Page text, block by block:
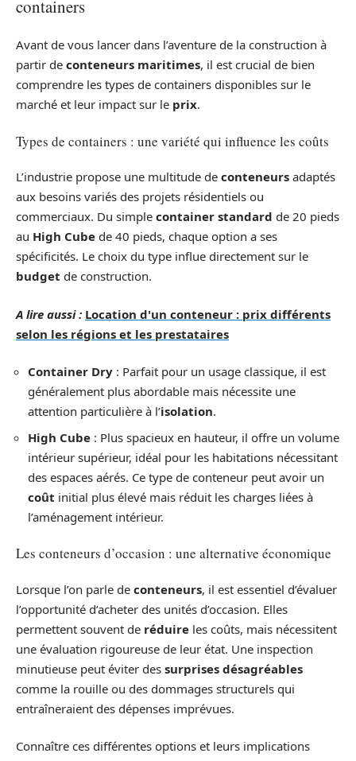
containers
Avant de vous lancer dans l’aventure de la construction à
partir de conteneurs maritimes, il est crucial de bien
comprendre les types de containers disponibles sur le
marché et leur impact sur le prix.
Types de containers : une variété qui influence les coûts
L’industrie propose une multitude de conteneurs adaptés
aux besoins variés des projets résidentiels ou
commerciaux. Du simple container standard de 20 pieds
au High Cube de 40 pieds, chaque option a ses
spécificités. Le choix du type influe directement sur le
budget de construction.
A lire aussi : Location d'un conteneur : prix différents
selon les régions et les prestataires
Container Dry : Parfait pour un usage classique, il est
généralement plus abordable mais nécessite une
attention particulière à l’isolation.
High Cube : Plus spacieux en hauteur, il offre un volume
intérieur supérieur, idéal pour les habitations nécessitant
des espaces aérés. Ce type de conteneur peut avoir un
coût initial plus élevé mais réduit les charges liées à
l’aménagement intérieur.
Les conteneurs d’occasion : une alternative économique
Lorsque l’on parle de conteneurs, il est essentiel d’évaluer
l’opportunité d’acheter des unités d’occasion. Elles
permettent souvent de réduire les coûts, mais nécessitent
une évaluation rigoureuse de leur état. Une inspection
minutieuse peut éviter des surprises désagréables
comme la rouille ou des dommages structurels qui
entraîneraient des dépenses imprévues.
Connaître ces différentes options et leurs implications